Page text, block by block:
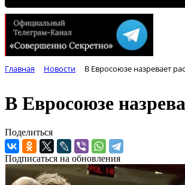
Главная Новости В Евросоюзе назревает
В Евросоюзе
Поделиться
Подписаться на обновления